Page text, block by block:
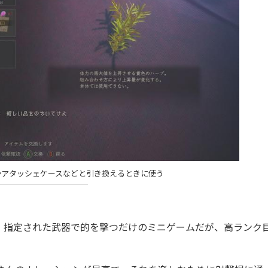
タッシェケースなどと引き換えるときに使う
された武器で的を撃つだけのミニゲームだが、高ランク